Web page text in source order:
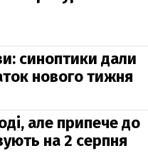
синоптики дали
нового тижня
але припече до
на 2 серпня